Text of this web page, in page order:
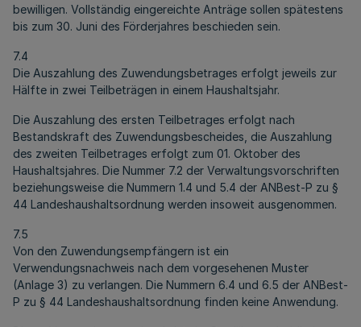
bewilligen. Vollständig eingereichte Anträge sollen spätestens
bis zum 30. Juni des Förderjahres beschieden sein.
7.4
Die Auszahlung des Zuwendungsbetrages erfolgt jeweils zur
Hälfte in zwei Teilbeträgen in einem Haushaltsjahr.
Die Auszahlung des ersten Teilbetrages erfolgt nach
Bestandskraft des Zuwendungsbescheides, die Auszahlung
des zweiten Teilbetrages erfolgt zum 01. Oktober des
Haushaltsjahres. Die Nummer 7.2 der Verwaltungsvorschriften
beziehungsweise die Nummern 1.4 und 5.4 der ANBest-P zu §
44 Landeshaushaltsordnung werden insoweit ausgenommen.
7.5
Von den Zuwendungsempfängern ist ein
Verwendungsnachweis nach dem vorgesehenen Muster
(Anlage 3) zu verlangen. Die Nummern 6.4 und 6.5 der ANBest-
P zu § 44 Landeshaushaltsordnung finden keine Anwendung.